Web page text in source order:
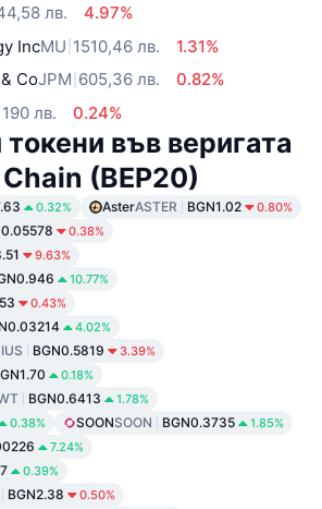
лв.
4.97%
IncMU 1510,46 лв.
1.31%
CoJPM 605,36 лв.
0.82%
190 лв. 0.24%
във веригата
(BEP20)
0.32% AsterASTER BGN1.02 0.80%
0.38%
9.63%
10.77%
0.43%
4.02%
BGN0.5819 3.39%
0.18%
BGN0.6413 1.78%
0.38% SOONSOON BGN0.3735 1.85%
7.24%
0.39%
BGN2.38 0.50%